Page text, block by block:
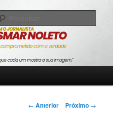
a verdade
Navegação
← Anterior Próximo →